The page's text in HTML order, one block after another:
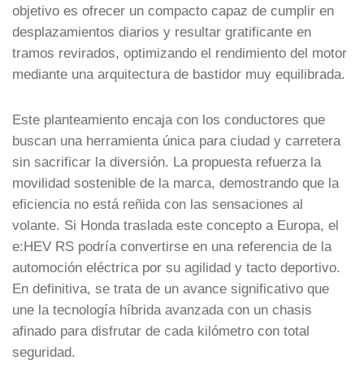
objetivo es ofrecer un compacto capaz de cumplir en
desplazamientos diarios y resultar gratificante en
tramos revirados, optimizando el rendimiento del motor
mediante una arquitectura de bastidor muy equilibrada.
Este planteamiento encaja con los conductores que
buscan una herramienta única para ciudad y carretera
sin sacrificar la diversión. La propuesta refuerza la
movilidad sostenible de la marca, demostrando que la
eficiencia no está reñida con las sensaciones al
volante. Si Honda traslada este concepto a Europa, el
e:HEV RS podría convertirse en una referencia de la
automoción eléctrica por su agilidad y tacto deportivo.
En definitiva, se trata de un avance significativo que
une la tecnología híbrida avanzada con un chasis
afinado para disfrutar de cada kilómetro con total
seguridad.